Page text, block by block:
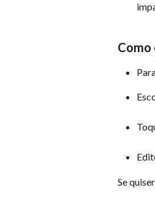
Se quiser